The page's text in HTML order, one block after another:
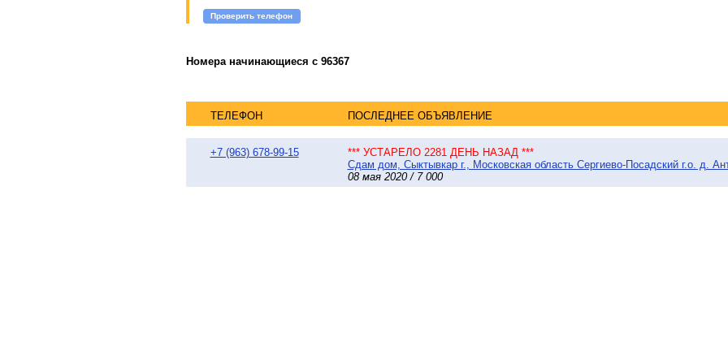
Проверить телефон
Номера начинающиеся с 96367
ТЕЛЕФОН ПОСЛЕДНЕЕ ОБЪЯВЛЕНИЕ
+7 (963) 678-99-15
*** УСТАРЕЛО 2281 ДЕНЬ НАЗАД ***
Сдам дом, Сыктывкар г., Московская область Сергиево-Посадский г.о. д.
08 мая 2020 / 7 000